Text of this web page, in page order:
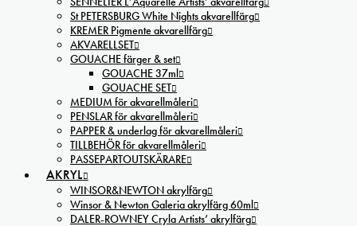
St PETERSBURG White Nights akvarellfärg
KREMER Pigmente akvarellfärg
AKVARELLSET
GOUACHE färger & set
GOUACHE 37ml
GOUACHE SET
MEDIUM för akvarellmåleri
PENSLAR för akvarellmåleri
PAPPER & underlag för akvarellmåleri
TILLBEHÖR för akvarellmåleri
PASSEPARTOUTSKÄRARE
AKRYL
WINSOR&NEWTON akrylfärg
Winsor & Newton Galeria akrylfärg 60ml
DALER-ROWNEY Cryla Artists’ akrylfärg